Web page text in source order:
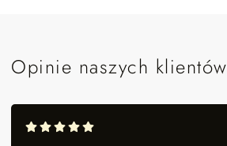
Opinie naszych klientów